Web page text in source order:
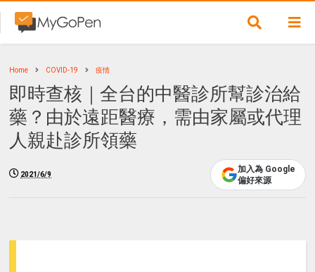
Home COVID-19 疫情
即時查核｜全台的中醫診所幫診治給
藥？由於遠距醫療，需由家屬或代理
人親赴診所領藥
2021/6/9
加入為 Google
偏好來源